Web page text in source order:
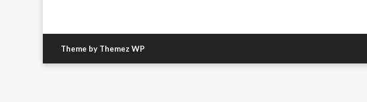
Theme by Themez WP